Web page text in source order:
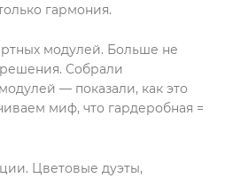
гармония.
модулей. Больше не
Собрали
— показали, как это
миф, что гардеробная =
Цветовые дуэты,